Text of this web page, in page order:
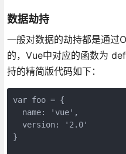
数据劫持
一般对数据的劫持都是通
的，Vue中对应的函数为
持的精简版代码如下：
var foo = {
  name: 'vue',
  version: '2.0'
}